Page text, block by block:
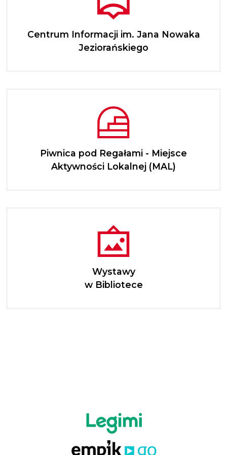
Centrum Informacji im. Jana Nowaka
Jeziorańskiego
Piwnica pod Regałami - Miejsce
Aktywności Lokalnej (MAL)
Wystawy
w Bibliotece